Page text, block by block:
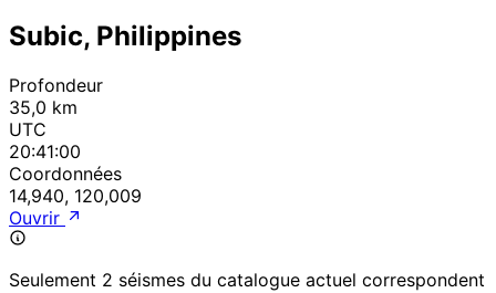
Subic, Philippines
Profondeur
35,0 km
UTC
20:41:00
Coordonnées
14,940, 120,009
Ouvrir
Seulement 2 séismes du catalogue actuel correspondent